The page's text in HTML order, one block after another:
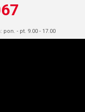
- pt. 9.00 - 17.00